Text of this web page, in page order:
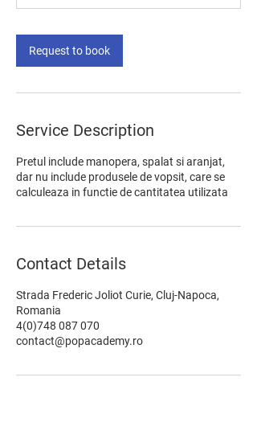
0
i
n
Request to book
Service Description
Pretul include manopera, spalat si aranjat,
dar nu include produsele de vopsit, care se
calculeaza in functie de cantitatea utilizata
Contact Details
Strada Frederic Joliot Curie, Cluj-Napoca,
Romania
4(0)748 087 070
contact@popacademy.ro